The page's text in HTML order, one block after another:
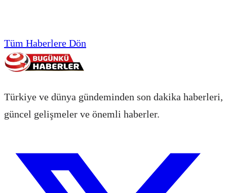
Tüm Haberlere Dön
Türkiye ve dünya gündeminden son dakika haberleri,
güncel gelişmeler ve önemli haberler.